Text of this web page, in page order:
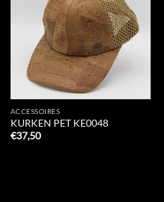
Wishlist
ACCESSOIRES
KURKEN PET KE0048
€37,50